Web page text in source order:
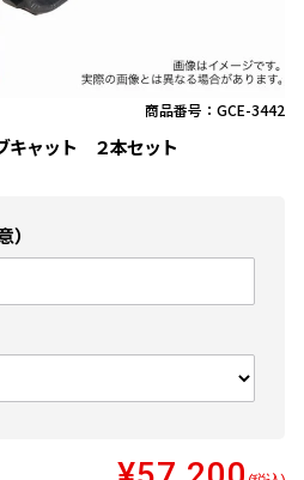
商品番号：GCE-3442
キャット ２本セット